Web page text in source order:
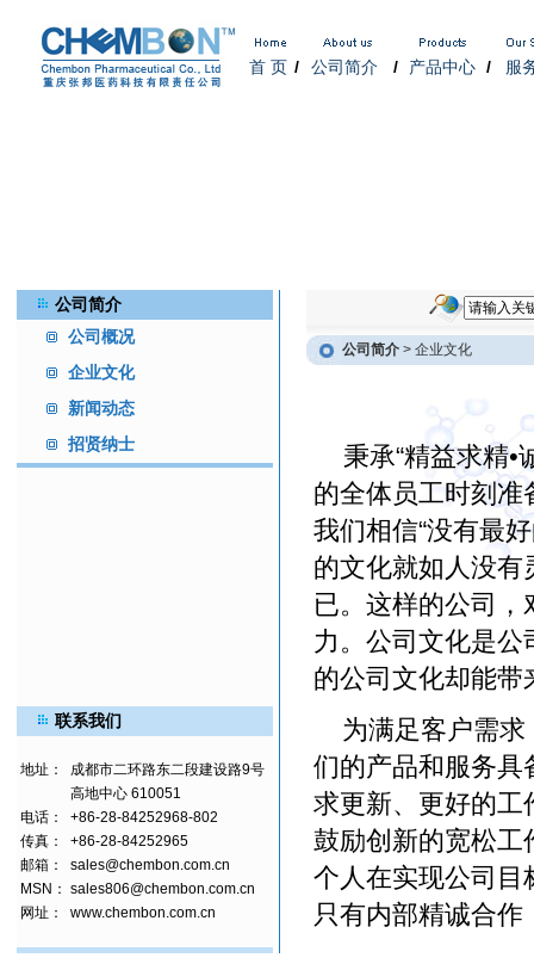
首 页 / 公司简介 / 产品中心 / 服
公司简介
公司概况
企业文化
新闻动态
招贤纳士
公司简介 > 企业文化
秉承“精益求精•
的全体员工时刻
我们相信“没有最
的文化就如人没
已。这样的公司
力。公司文化是
的公司文化却能带
为满足客户需求
们的产品和服务具
求更新、更好的工
鼓励创新的宽松工
个人在实现公司目
只有内部精诚合
联系我们
地址：
成都市二环路东二段建设路9号
高地中心 610051
电话：
+86-28-84252968-802
传真：
+86-28-84252965
邮箱：
sales@chembon.com.cn
MSN： sales806@chembon.com.cn
网址：
www.chembon.com.cn